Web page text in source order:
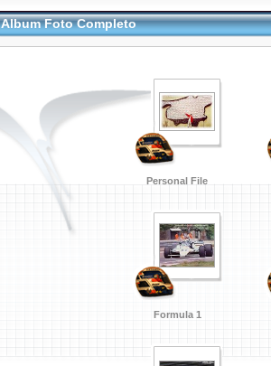
Album Foto Completo
Personal File
Formula 1